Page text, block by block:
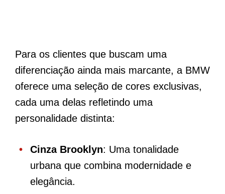
Para os clientes que buscam uma
diferenciação ainda mais marcante, a BMW
oferece uma seleção de cores exclusivas,
cada uma delas refletindo uma
personalidade distinta:
Cinza Brooklyn: Uma tonalidade
urbana que combina modernidade e
elegância.